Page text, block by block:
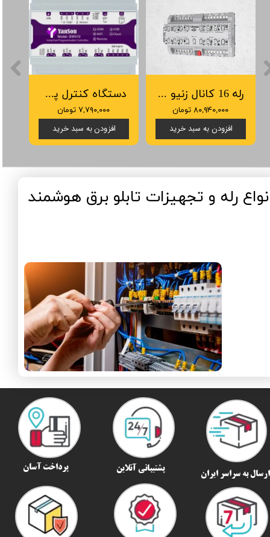
رله و تجهیزات تابلو برق هوشمند
دستگاه کنترل پیامکی و وای فای یانسون GW410
۷,۷۹۰,۰۰۰ تومان
افزودن به سبد خرید
رله 16 کانال زنیو | Zennio Multifunction actuator MAXinBOX 16
۸۰,۹۴۰,۰۰۰ تومان
افزودن به سبد خرید
ارسال به سراسر ایران​​​​​​​
پشتیبانی آنلاین پرداخت آسان